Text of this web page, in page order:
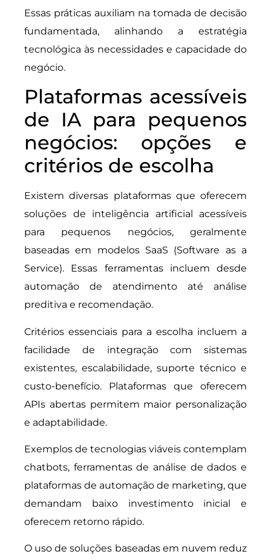
Essas práticas auxiliam na tomada de decisão
fundamentada, alinhando a estratégia
tecnológica às necessidades e capacidade do
negócio.
Plataformas acessíveis
de IA para pequenos
negócios: opções e
critérios de escolha
Existem diversas plataformas que oferecem
soluções de inteligência artificial acessíveis
para pequenos negócios, geralmente
baseadas em modelos SaaS (Software as a
Service). Essas ferramentas incluem desde
automação de atendimento até análise
preditiva e recomendação.
Critérios essenciais para a escolha incluem a
facilidade de integração com sistemas
existentes, escalabilidade, suporte técnico e
custo-benefício. Plataformas que oferecem
APIs abertas permitem maior personalização
e adaptabilidade.
Exemplos de tecnologias viáveis contemplam
chatbots, ferramentas de análise de dados e
plataformas de automação de marketing, que
demandam baixo investimento inicial e
oferecem retorno rápido.
O uso de soluções baseadas em nuvem reduz